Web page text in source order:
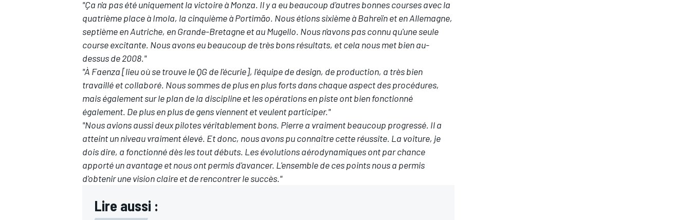
"Ça n'a pas été uniquement la victoire à Monza. Il y a eu beaucoup d'autres bonnes courses avec la
quatrième place à Imola, la cinquième à Portimão. Nous étions sixième à Bahreïn et en Allemagne,
septième en Autriche, en Grande-Bretagne et au Mugello. Nous n'avons pas connu qu'une seule
course excitante. Nous avons eu beaucoup de très bons résultats, et cela nous met bien au-
dessus de 2008."
"À Faenza [lieu où se trouve le QG de l'écurie], l'équipe de design, de production, a très bien
travaillé et collaboré. Nous sommes de plus en plus forts dans chaque aspect des procédures,
mais également sur le plan de la discipline et les opérations en piste ont bien fonctionné
également. De plus en plus de gens viennent et veulent participer."
"Nous avions aussi deux pilotes véritablement bons. Pierre a vraiment beaucoup progressé. Il a
atteint un niveau vraiment élevé. Et donc, nous avons pu connaître cette réussite. La voiture, je
dois dire, a fonctionné dès les tout débuts. Les évolutions aérodynamiques ont par chance
apporté un avantage et nous ont permis d'avancer. L'ensemble de ces points nous a permis
d'obtenir une vision claire et de rencontrer le succès."
Lire aussi :